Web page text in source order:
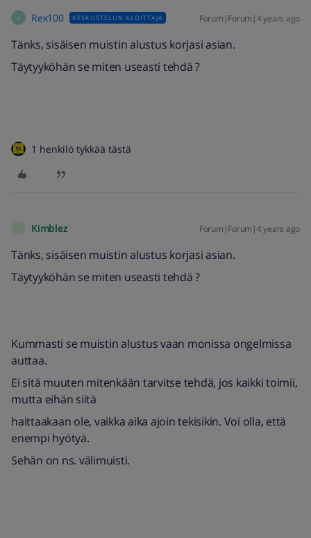
R Rex100 KESKUSTELUN ALOITTAJA Forum|Forum|4 years ago
Tänks, sisäisen muistin alustus korjasi asian.
Täytyyköhän se miten useasti tehdä ?
1 henkilö tykkää tästä
Kimblez Forum|Forum|4 years ago
Tänks, sisäisen muistin alustus korjasi asian.
Täytyyköhän se miten useasti tehdä ?
Kummasti se muistin alustus vaan monissa ongelmissa
auttaa.
Ei sitä muuten mitenkään tarvitse tehdä, jos kaikki toimii,
mutta eihän siitä
haittaakaan ole, vaikka aika ajoin tekisikin. Voi olla, että
enempi hyötyä.
Sehän on ns. välimuisti.